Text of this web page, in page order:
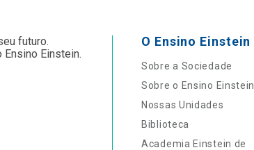
futuro.
Einstein.
O Ensino Einstein
Sobre a Sociedade
Sobre o Ensino Einstein
Nossas Unidades
Biblioteca
Academia Einstein de